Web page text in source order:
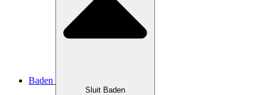
Baden
Sluit Baden